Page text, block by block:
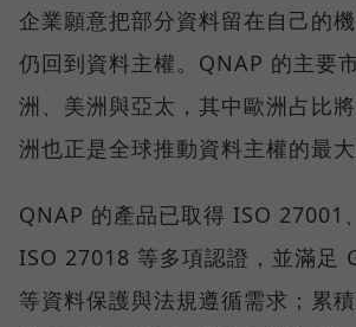
企業願意把部分資料留在自己的
仍回到資料主權。QNAP 的主要
洲、美洲與亞太，其中歐洲占比
洲也正是全球推動資料主權的最大
QNAP 的產品已取得 ISO 27001
ISO 27018 等多項認證，並滿足
等資料保護與法規遵循需求；累